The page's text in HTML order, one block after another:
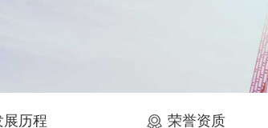
展历程 荣誉资质